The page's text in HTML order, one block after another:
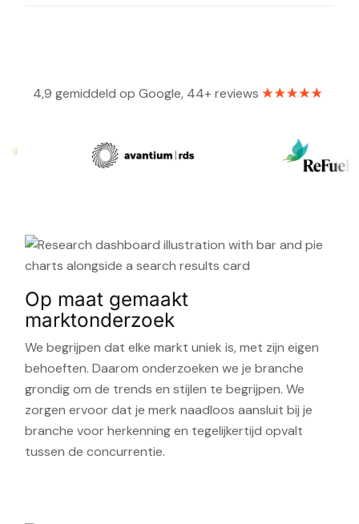
4,9 gemiddeld op Google, 44+ reviews
Op maat gemaakt
marktonderzoek
We begrijpen dat elke markt uniek is, met zijn eigen
behoeften. Daarom onderzoeken we je branche
grondig om de trends en stijlen te begrijpen. We
zorgen ervoor dat je merk naadloos aansluit bij je
branche voor herkenning en tegelijkertijd opvalt
tussen de concurrentie.